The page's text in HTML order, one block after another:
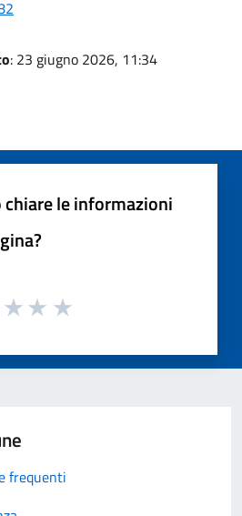
: 23 giugno 2026, 11:34
chiare le informazioni
frequenti